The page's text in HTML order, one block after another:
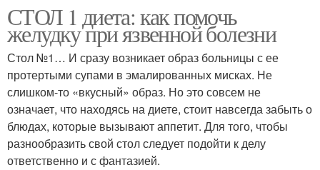
СТОЛ 1 диета: как помочь
желудку при язвенной болезни
Стол №1… И сразу возникает образ больницы с ее
протертыми супами в эмалированных мисках. Не
слишком-то «вкусный» образ. Но это совсем не
означает, что находясь на диете, стоит навсегда забыть о
блюдах, которые вызывают аппетит. Для того, чтобы
разнообразить свой стол следует подойти к делу
ответственно и с фантазией.